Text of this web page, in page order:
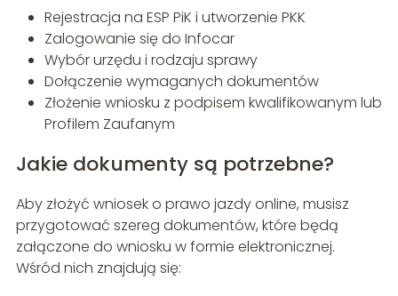
Rejestracja na ESP PiK i utworzenie PKK
Zalogowanie się do Infocar
Wybór urzędu i rodzaju sprawy
Dołączenie wymaganych dokumentów
Złożenie wniosku z podpisem kwalifikowanym lub
Profilem Zaufanym
Jakie dokumenty są potrzebne?
Aby złożyć wniosek o prawo jazdy online, musisz
przygotować szereg dokumentów, które będą
załączone do wniosku w formie elektronicznej.
Wśród nich znajdują się: